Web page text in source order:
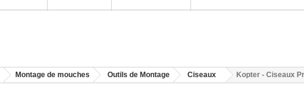
Montage de mouches Outils de Montage Ciseaux Kopter - Ciseaux